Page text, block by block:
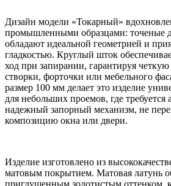
Дизайн модели «Токарный»
промышленными образцами: точеные
обладают идеальной геометрией и
гладкостью. Круглый шток
ход при запирании, гарантируя
створки, форточки или мебельного
размер 100 мм делает это изделие
для небольших проемов, где требуется
надежный запорный механизм, не
композицию окна или двери.
Изделие изготовлено из
матовым покрытием. Матовая латунь